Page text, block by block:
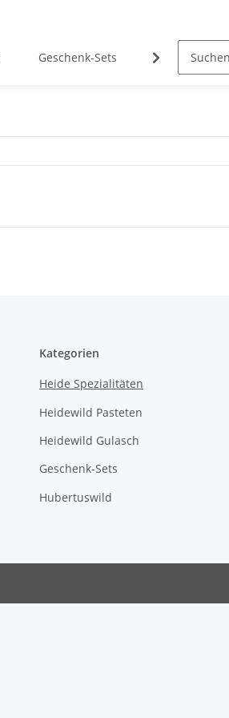
Geschenk-Sets Hubertuswild
Kategorien
Heide Spezialitäten
Heidewild Pasteten
Heidewild Gulasch
Geschenk-Sets
Hubertuswild